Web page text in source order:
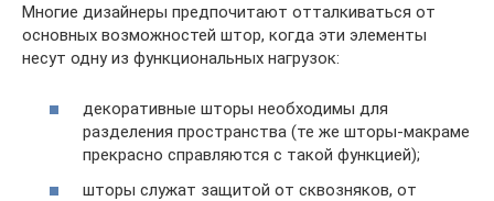
Многие дизайнеры предпочитают отталкиваться от
основных возможностей штор, когда эти элементы
несут одну из функциональных нагрузок:
декоративные шторы необходимы для
разделения пространства (те же шторы-макраме
прекрасно справляются с такой функцией);
шторы служат защитой от сквозняков, от